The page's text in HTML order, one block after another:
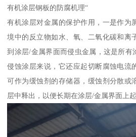
有机涂层钢板的防腐机理“
有机涂层对金属的保护作用，一是作为
境中的反立物如水、氧、二氧化碳和离
到涂层/金属界面而侵虫金属，这是所有
侵蚀涂层来说，它还应起切断腐蚀电流
可作为缓蚀剂的存储器，缓蚀剂分散或
层中释出，以便长期在涂层/金属界面上